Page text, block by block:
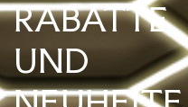
RABATTE
UND